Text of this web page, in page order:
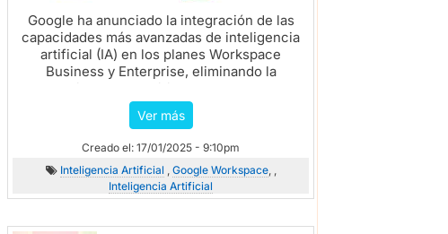
Google ha anunciado la integración de las
capacidades más avanzadas de inteligencia
artificial (IA) en los planes Workspace
Business y Enterprise, eliminando la
Ver más
Creado el: 17/01/2025 - 9:10pm
Inteligencia Artificial , Google Workspace, ,
Inteligencia Artificial